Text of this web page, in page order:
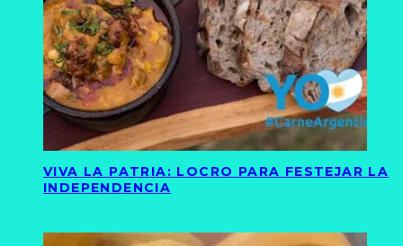
VIVA LA PATRIA: LOCRO PARA FESTEJAR LA
INDEPENDENCIA